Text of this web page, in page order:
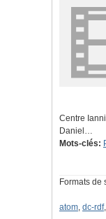
Centre
Daniel…
Mots-clés:
Formats de
atom, dc-rdf,